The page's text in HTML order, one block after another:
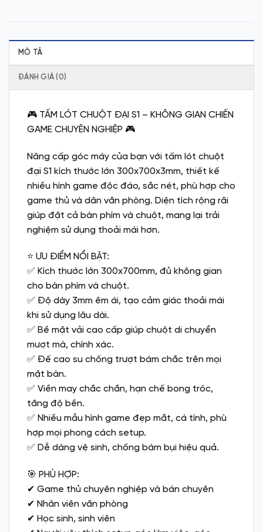
MÔ TẢ
ĐÁNH GIÁ (0)
🎮 TẤM LÓT CHUỘT ĐẠI S1 – KHÔNG GIAN CHIẾN
GAME CHUYÊN NGHIỆP 🎮
Nâng cấp góc máy của bạn với tấm lót chuột
đại S1 kích thước lớn 300x700x3mm, thiết kế
nhiều hình game độc đáo, sắc nét, phù hợp cho
game thủ và dân văn phòng. Diện tích rộng rãi
giúp đặt cả bàn phím và chuột, mang lại trải
nghiệm sử dụng thoải mái hơn.
⭐ ƯU ĐIỂM NỔI BẬT:
✅ Kích thước lớn 300x700mm, đủ không gian
cho bàn phím và chuột.
✅ Độ dày 3mm êm ái, tạo cảm giác thoải mái
khi sử dụng lâu dài.
✅ Bề mặt vải cao cấp giúp chuột di chuyển
mượt mà, chính xác.
✅ Đế cao su chống trượt bám chắc trên mọi
mặt bàn.
✅ Viền may chắc chắn, hạn chế bong tróc,
tăng độ bền.
✅ Nhiều mẫu hình game đẹp mắt, cá tính, phù
hợp mọi phong cách setup.
✅ Dễ dàng vệ sinh, chống bám bụi hiệu quả.
🎯 PHÙ HỢP:
✔ Game thủ chuyên nghiệp và bán chuyên
✔ Nhân viên văn phòng
✔ Học sinh, sinh viên